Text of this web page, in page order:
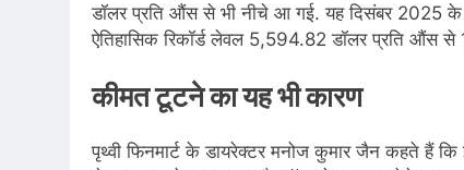
डॉलर प्रति औंस से भी नीचे आ गई. यह दिसंबर 2025 के
ऐतिहासिक रिकॉर्ड लेवल 5,594.82 डॉलर प्रति औंस से
कीमत टूटने का यह भी कारण
पृथ्‍वी फ‍िनमार्ट के डायरेक्‍टर मनोज कुमार जैन कहते हैं